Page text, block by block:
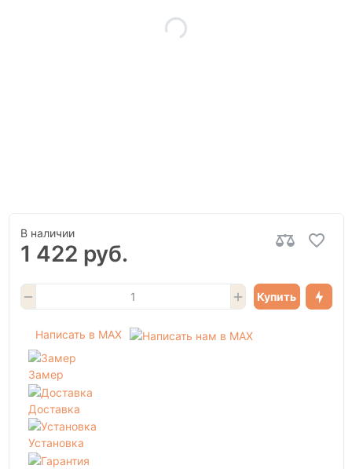
В наличии
1 422 руб.
Купить
Написать в MAX
Замер
Доставка
Установка